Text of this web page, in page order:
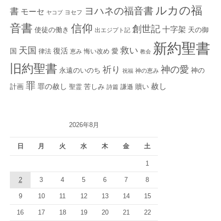
書 モーセ ヤコブ ヨセフ ヨハネの福音書 ルカの福
音書 使徒の働き 信仰 出エジプト記 創世記 十字架 天の御
国 天国 律法 復活 恵み 悔い改め 愛 救い 教会 新約聖書
旧約聖書 永遠のいのち 祈り 祝福 神の恵み 神の愛 神の
計画 罪 罪の赦し 聖霊 苦しみ 詩篇 謙遜 贖い 赦し
2026年8月
日 月 火 水 木 金 土
1
2 3 4 5 6 7 8
9 10 11 12 13 14 15
16 17 18 19 20 21 22